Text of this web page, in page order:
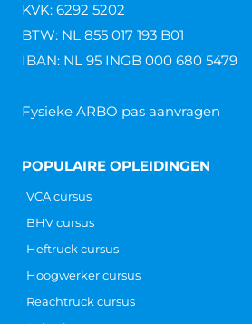
KVK: 6292 5202
BTW: NL 855 017 193 B01
IBAN: NL 95 INGB 000 680 5479
Fysieke ARBO pas aanvragen
POPULAIRE OPLEIDINGEN
VCA cursus
BHV cursus
Heftruck cursus
Hoogwerker cursus
Reachtruck cursus